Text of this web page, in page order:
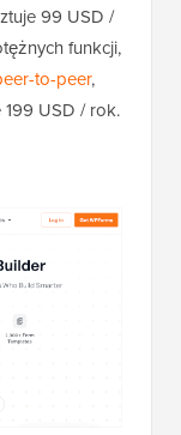
99 USD /
funkcji,
to-peer,
USD / rok.